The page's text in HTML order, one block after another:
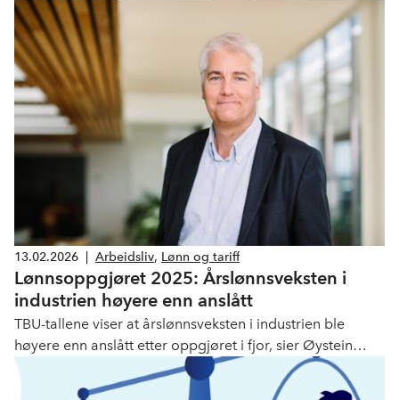
overtidsregelverk.
13.02.2026 Arbeidsliv, Lønn og tariff
Lønnsoppgjøret 2025: Årslønnsveksten i
industrien høyere enn anslått
TBU-tallene viser at årslønnsveksten i industrien ble
høyere enn anslått etter oppgjøret i fjor, sier Øystein
Dørum i NHO. Mye av avviket fra rammen skyldes at
lønnsveksten ble trukket opp av sammensetningseffekter